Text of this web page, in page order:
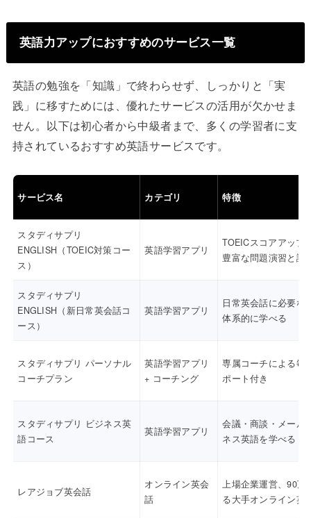
英語力アップにおすすめのサービス一覧
英語の勉強を「知識」で終わらせず、しっかりと「実
践」に移すためには、優れたサービスの活用が欠かせま
せん。以下は初心者から中級者まで、多くの学習者に支
持されているおすすめ英語サービスです。
サービス名 カテゴリ 特徴
スタディサプリ
ENGLISH（TOEIC対策コー
ス）
英語学習アプリ
TOEICスコアアップ
豊富な問題演習と講
スタディサプリ
ENGLISH（新日常英会話コ
ース）
英語学習アプリ
日常英会話に必要な
体系的に学べる
スタディサプリ パーソナル
コーチプラン
英語学習アプリ
+ コーチング
専属コーチによる毎
ポート付き
スタディサプリ ビジネス英
語コース
英語学習アプリ
会議・商談・メール
ネス英語を学べる
レアジョブ英会話
オンライン英会
話
上場企業運営、90万
る大手オンライン英